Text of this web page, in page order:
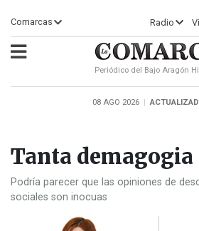
Comarcas Radio
Periódico del Bajo Aragón
08 AGO 2026 |
Tanta demagogia
Podría parecer que las opiniones de
sociales son inocuas